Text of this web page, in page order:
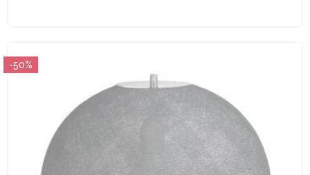
-50%